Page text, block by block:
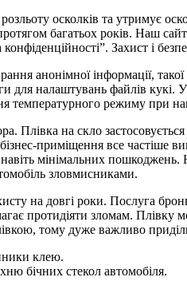
осколків та утримує
багатьох років. Наш
Захист і
анонімної інформації, такої
налаштувань файлів кукі.
температурного режиму при
Плівка на скло
приміщення все частіше
мінімальних
зловмисниками.
на довгі роки. Послуга
протидіяти зломам.
тому дуже важливо
клею.
бічних стекол автомобіля.